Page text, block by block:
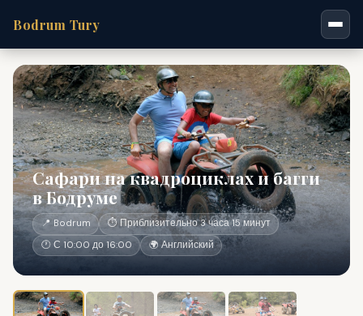
Bodrum Tury
Сафари на квадроциклах и багги
в Бодруме
📍 Bodrum
⏱ Приблизительно 3 часа 15 минут
🕐 С 10:00 до 16:00
🌍 Английский